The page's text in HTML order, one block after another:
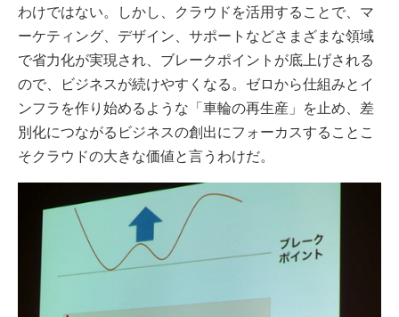
わけではない。しかし、クラウドを活用することで、マ
ーケティング、デザイン、サポートなどさまざまな領域
で省力化が実現され、ブレークポイントが底上げされる
ので、ビジネスが続けやすくなる。ゼロから仕組みとイ
ンフラを作り始めるような「車輪の再生産」を止め、差
別化につながるビジネスの創出にフォーカスすることこ
そクラウドの大きな価値と言うわけだ。